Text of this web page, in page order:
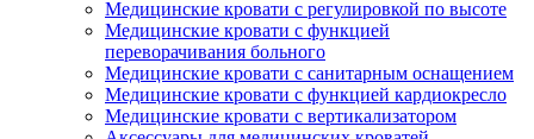
Медицинские кровати с регулировкой по высоте
Медицинские кровати с функцией
переворачивания больного
Медицинские кровати с санитарным оснащением
Медицинские кровати с функцией кардиокресло
Медицинские кровати с вертикализатором